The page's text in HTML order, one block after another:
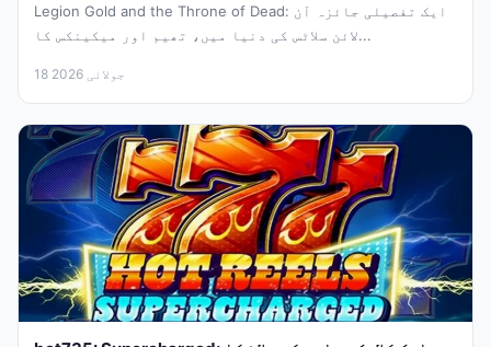
Legion Gold and the Throne of Dead: ایک تفصیلی جائزہ آن
لائن سلاٹس کی دنیا میں، تھیم اور میکینکس کا...
18 جولائی 2026